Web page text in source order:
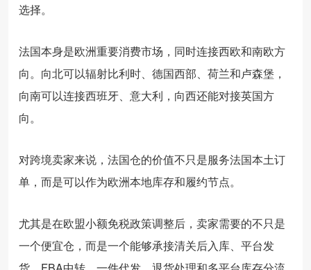
选择。
法国本身是欧洲重要消费市场，同时连接西欧和南欧方
向。向北可以辐射比利时、德国西部、荷兰和卢森堡，
向南可以连接西班牙、意大利，向西还能对接英国方
向。
对跨境卖家来说，法国仓的价值不只是服务法国本土订
单，而是可以作为欧洲本地库存和履约节点。
尤其是在欧盟小额免税政策调整后，卖家需要的不只是
一个便宜仓，而是一个能够承接清关后入库、平台发